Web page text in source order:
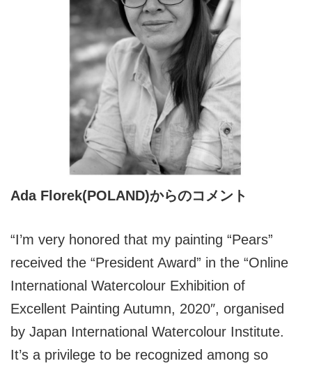
Ada Florek(POLAND)からのコメント
“I’m very honored that my painting “Pears”
received the “President Award” in the “Online
International Watercolour Exhibition of
Excellent Painting Autumn, 2020″, organised
by Japan International Watercolour Institute.
It’s a privilege to be recognized among so